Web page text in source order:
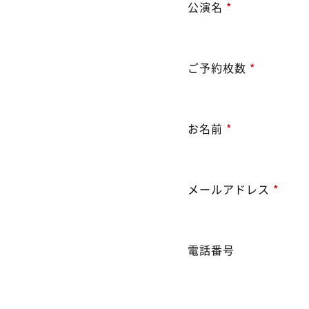
公演名 *
ご予約枚数 *
お名前 *
メールアドレス *
電話番号